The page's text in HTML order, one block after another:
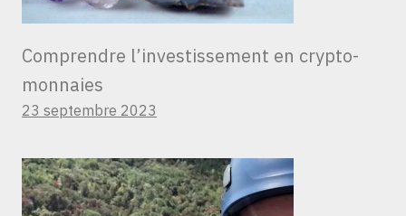
Comprendre l’investissement en crypto-
monnaies
23 septembre 2023